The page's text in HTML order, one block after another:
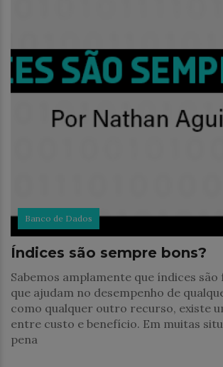
Banco de Dados
Índices são sempre bons?
Sabemos amplamente que índices
que ajudam no desempenho de
como qualquer outro recurso, existe
entre custo e benefício. Em muitas
pena